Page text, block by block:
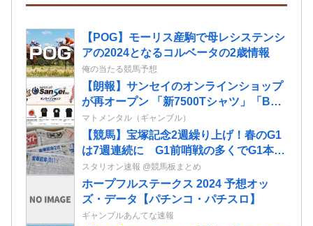
【POG】モーリス産駒で母レシステンシ
アの2024となるコルベータの2歳情報
俺の当たる競馬予想
【朗報】サンセイのオンラインショップ
が再オープン 「新7500Tシャツ」「BOX
of GARO」「Wall of GARO」が追加さ
れてるぞ
マトメンタル（ギャンブル）
【競馬】宝塚記念2週繰り上げ！春のG1
は7週連続に G1前哨戦の多くでG1本番
までの期間拡大 JRA開催日程発表
スタリオン速報 @競馬板まとめ
ホープフルステークス 2024 予想オッ
ズ・データ【パチンコ・パチスロ】
ギャンブルあんてな速報